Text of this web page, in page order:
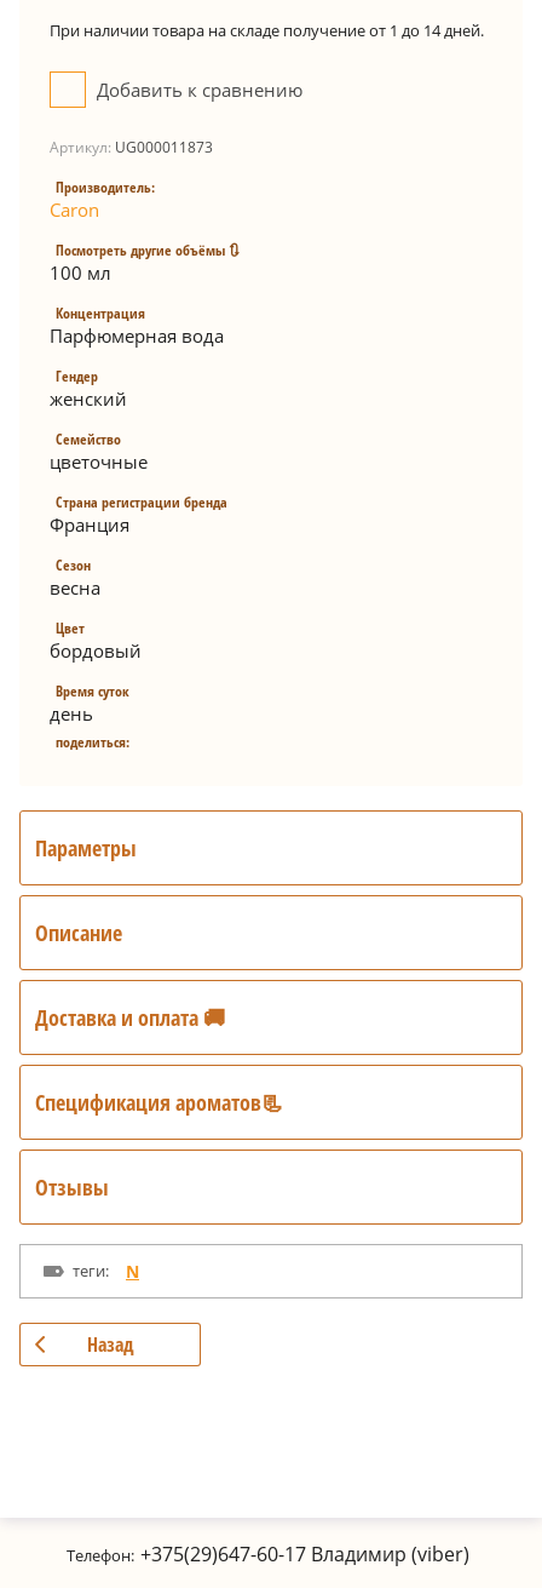
При наличии товара на складе получение от 1 до 14 дней.
Добавить к сравнению
Артикул: UG000011873
Производитель:
Caron
Посмотреть другие объёмы 🔃
100 мл
Концентрация
Парфюмерная вода
Гендер
женский
Семейство
цветочные
Страна регистрации бренда
Франция
Сезон
весна
Цвет
бордовый
Время суток
день
поделиться:
Параметры
Описание
Доставка и оплата 🚚
Спецификация ароматов📃
Отзывы
теги: N
Назад
Телефон: +375(29)647-60-17 Владимир (viber)